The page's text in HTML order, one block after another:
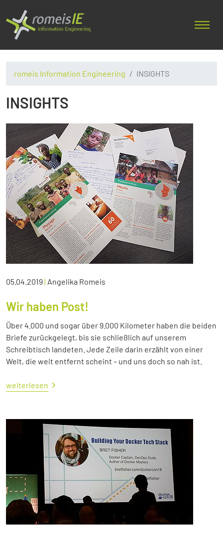
romeis Information Engineering INSIGHTS
INSIGHTS
05.04.2019| Angelika Romeis
Wir haben Post!
Über 4.000 und sogar über 9.000 Kilometer haben die beiden
Briefe zurückgelegt, bis sie schließlich auf unserem
Schreibtisch landeten. Jede Zeile darin erzählt von einer
Welt, die weit entfernt scheint – und uns doch so nah ist.
weiterlesen